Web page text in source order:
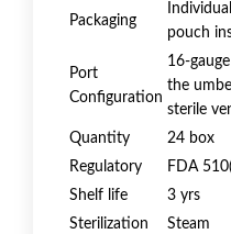
Packaging
pouch
Port
Configuration
16-
the
sterile
Quantity
24 box
Regulatory
FDA
Shelf life
3 yrs
Sterilization
Steam